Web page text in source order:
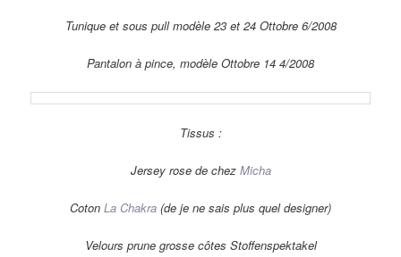
Tunique et sous pull modèle 23 et 24 Ottobre 6/2008
Pantalon à pince, modèle Ottobre 14 4/2008
Tissus :
Jersey rose de chez Micha
Coton La Chakra (de je ne sais plus quel designer)
Velours prune grosse côtes Stoffenspektakel